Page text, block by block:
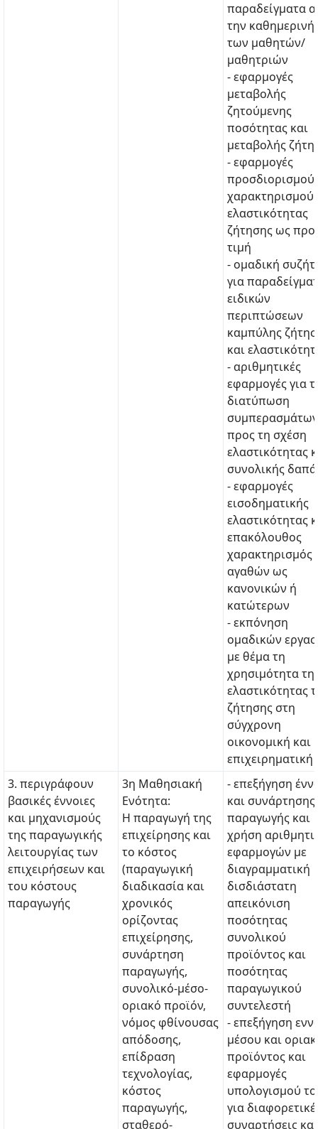
παραδείγματα
την
των μαθητών/
μαθητριών
- εφαρμογές
μεταβολής
ζητούμενης
ποσότητας και
μεταβολής
- εφαρμογές
προσδιορισμού
χαρακτηρισμού
ελαστικότητας
ζήτησης ως
τιμή
- ομαδική
για
ειδικών
περιπτώσεων
καμπύλης
και
- αριθμητικές
εφαρμογές για
διατύπωση
προς τη σχέση
ελαστικότητας
συνολικής
- εφαρμογές
εισοδηματικής
ελαστικότητας
επακόλουθος
χαρακτηρισμός
αγαθών ως
κανονικών ή
κατώτερων
- εκπόνηση
ομαδικών
με θέμα τη
χρησιμότητα
ελαστικότητας
ζήτησης στη
σύγχρονη
οικονομική και
3. περιγράφουν
βασικές έννοιες
και μηχανισμούς
της παραγωγικής
λειτουργίας των
επιχειρήσεων και
του κόστους
παραγωγής
3η Μαθησιακή
Ενότητα:
Η παραγωγή της
επιχείρησης και
το κόστος
(παραγωγική
διαδικασία και
χρονικός
ορίζοντας
επιχείρησης,
συνάρτηση
παραγωγής,
συνολικό-μέσο-
οριακό προϊόν,
νόμος φθίνουσας
απόδοσης,
επίδραση
τεχνολογίας,
κόστος
παραγωγής,
σταθερό-
- επεξήγηση
και συνάρτησης
παραγωγής και
χρήση
εφαρμογών με
διαγραμματική
δισδιάστατη
απεικόνιση
ποσότητας
συνολικού
προϊόντος και
ποσότητας
παραγωγικού
συντελεστή
- επεξήγηση
μέσου και
προϊόντος και
εφαρμογές
υπολογισμού
για
συναρτήσεις και